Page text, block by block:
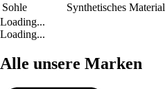
Sohle
Synthetisches Material
Loading...
Loading...
Alle unsere Marken